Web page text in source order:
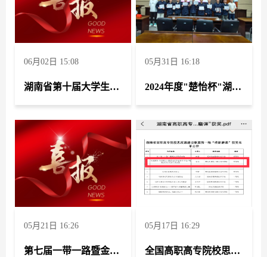
（2021-2022）湖南赛区二等奖
全国数字化3D创新设计大赛14周年精英联赛
（2021-2022）湖南赛区一等奖
2021年度直属基层工会财务考核评比 特等奖
第十届“挑战杯”湖南省大学生创业计划竞赛铜奖
《“梦之捷”办公演示设备》
第十届“挑战杯”湖南省大学生创业计划竞赛铜奖
《“密”不可分，“泵”发精彩——新型离心泵密封装
置》
第十届“挑战杯”湖南省大学生创业计划竞赛铜奖
06月02日 15:08
湖南省第十届大学生学习贯彻习近平新时代中国特色社会主义思想暨思想政治理论课研究性学习成果展示竞赛中荣获一等奖一项 二等奖一项
05月31日 16:18
2024年度"楚怡杯"湖南省职业技能竞赛-现代化工HSE技能赛项荣获团队二等奖1项、三等奖2项
05月21日 16:26
第七届一带一路暨金砖国家技能发展与技术创新大赛实验室安全赛项全国总决赛荣获团队二等奖
05月17日 16:29
全国高职高专院校思想政治理论课第一场（《思想道德与法治》课程）萌新磨课、骨干练兵竞赛 荣获特等奖一项 二等奖一项